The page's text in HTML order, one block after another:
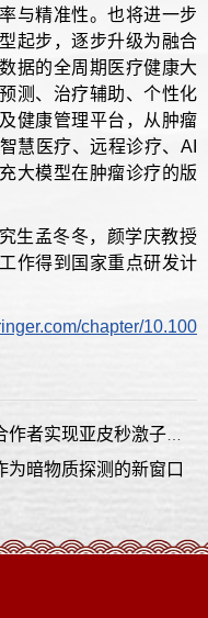
与精准性。也将进一步
起步，逐步升级为融合
据的全周期医疗健康大
测、治疗辅助、个性化
健康管理平台，从肿瘤
慧医疗、远程诊疗、AI
大模型在肿瘤诊疗的版
生孟冬冬，颜学庆教授
作得到国家重点研发计
chapter/10.100
上一篇：刘文静、高宇南课题组与合作者实现亚皮秒激子极化激元拓扑相变
暗物质探测的新窗口